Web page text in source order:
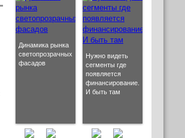
Динамика рынка
светопрозрачных
фасадов
Нужно видеть
сегменты где
появляется
финансирование.
И быть там